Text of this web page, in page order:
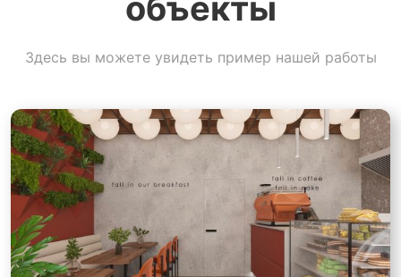
Здесь вы можете увидеть пример нашей работы